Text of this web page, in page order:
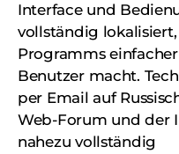
Interface und
vollständig
Programms
Benutzer macht.
per Email auf
Web-Forum und der
nahezu vollständig